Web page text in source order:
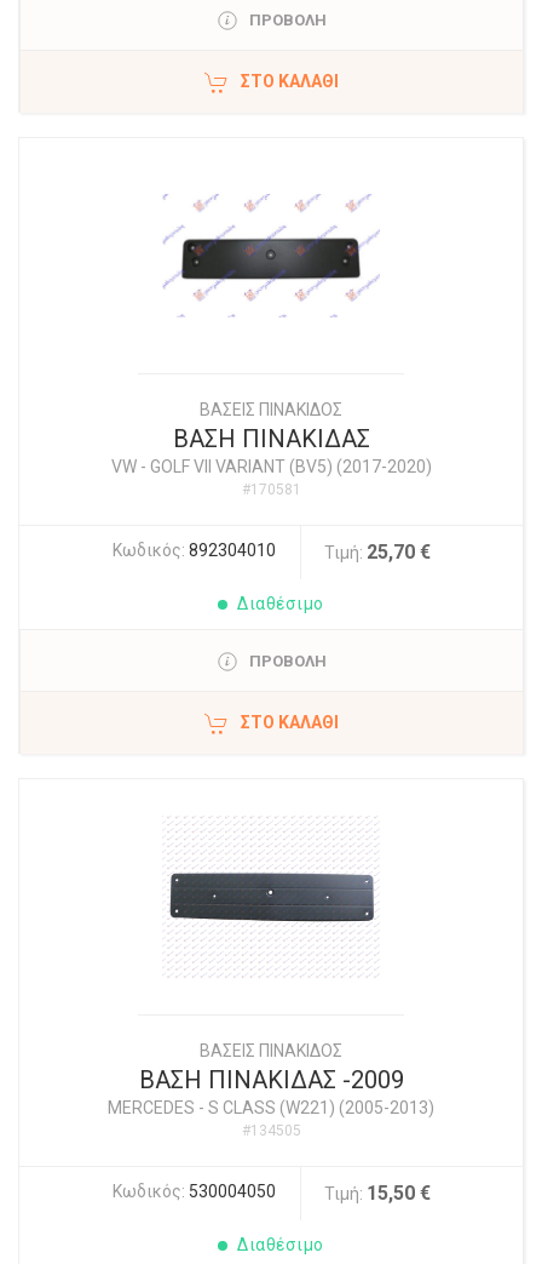
ΠΡΟΒΟΛΗ
ΣΤΟ ΚΑΛΆΘΙ
ΒΑΣΕΙΣ ΠΙΝΑΚΙΔΟΣ
ΒΑΣΗ ΠΙΝΑΚΙΔΑΣ
VW- GOLF VII VARIANT (BV5) (2017-2020)
#170581
Κωδικός: 892304010 Τιμή: 25,70 €
Διαθέσιμο
ΠΡΟΒΟΛΗ
ΣΤΟ ΚΑΛΆΘΙ
ΒΑΣΕΙΣ ΠΙΝΑΚΙΔΟΣ
ΒΑΣΗ ΠΙΝΑΚΙΔΑΣ -2009
MERCEDES - S CLASS (W221) (2005-2013)
#134505
Κωδικός: 530004050 Τιμή: 15,50 €
Διαθέσιμο